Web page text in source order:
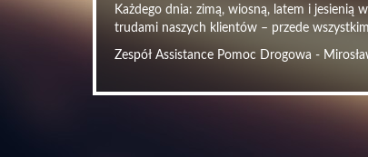
Każdego dnia: zimą, wiosną, latem i jesienią
trudami naszych klientów – przede
Zespół Assistance Pomoc Drogowa -